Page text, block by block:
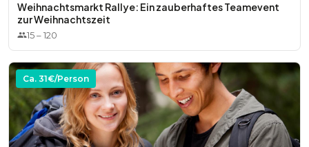
Weihnachtsmarkt Rallye: Ein zauberhaftes Teamevent
zur Weihnachtszeit
15–120
Ca. 31€/Person